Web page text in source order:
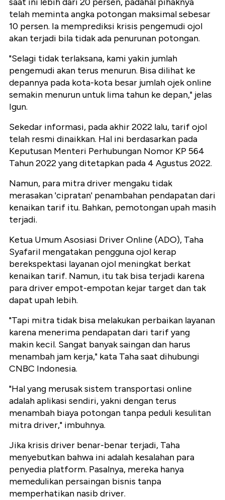
telah meminta angka potongan maksimal sebesar
10 persen. Ia memprediksi krisis pengemudi ojol
akan terjadi bila tidak ada penurunan potongan.
"Selagi tidak terlaksana, kami yakin jumlah
pengemudi akan terus menurun. Bisa dilihat ke
depannya pada kota-kota besar jumlah ojek online
semakin menurun untuk lima tahun ke depan," jelas
Igun.
Sekedar informasi, pada akhir 2022 lalu, tarif ojol
telah resmi dinaikkan. Hal ini berdasarkan pada
Keputusan Menteri Perhubungan Nomor KP 564
Tahun 2022 yang ditetapkan pada 4 Agustus 2022.
Namun, para mitra driver mengaku tidak
merasakan 'cipratan' penambahan pendapatan dari
kenaikan tarif itu. Bahkan, pemotongan upah masih
terjadi.
Ketua Umum Asosiasi Driver Online (ADO), Taha
Syafaril mengatakan pengguna ojol kerap
berekspektasi layanan ojol meningkat berkat
kenaikan tarif. Namun, itu tak bisa terjadi karena
para driver empot-empotan kejar target dan tak
dapat upah lebih.
"Tapi mitra tidak bisa melakukan perbaikan layanan
karena menerima pendapatan dari tarif yang
makin kecil. Sangat banyak saingan dan harus
menambah jam kerja," kata Taha saat dihubungi
CNBC Indonesia.
"Hal yang merusak sistem transportasi online
adalah aplikasi sendiri, yakni dengan terus
menambah biaya potongan tanpa peduli kesulitan
mitra driver," imbuhnya.
Jika krisis driver benar-benar terjadi, Taha
menyebutkan bahwa ini adalah kesalahan para
penyedia platform. Pasalnya, mereka hanya
memedulikan persaingan bisnis tanpa
memperhatikan nasib driver.